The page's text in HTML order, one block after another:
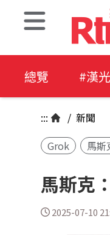
總覽 #漢
::: / 新聞
Grok
馬斯
馬斯克
2025-07-10